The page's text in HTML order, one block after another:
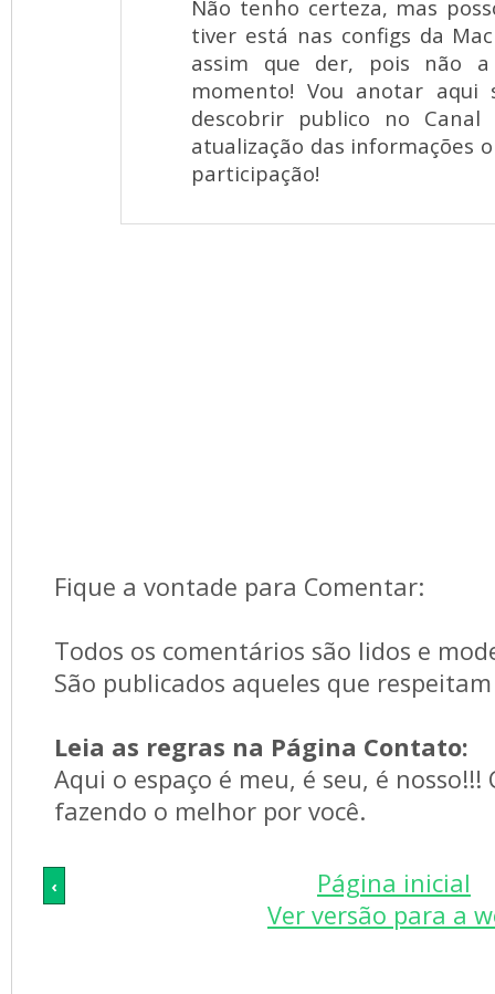
Não tenho certeza, mas
tiver está nas configs da
assim que der, pois não
momento! Vou anotar aqui
descobrir publico no
atualização das informações
participação!
Fique a vontade para Comentar:
Todos os comentários são lidos e
São publicados aqueles que
Leia as regras na Página Contato:
Aqui o espaço é meu, é seu, é nosso!!!
fazendo o melhor por você.
‹
Página inicial
Ver versão para a